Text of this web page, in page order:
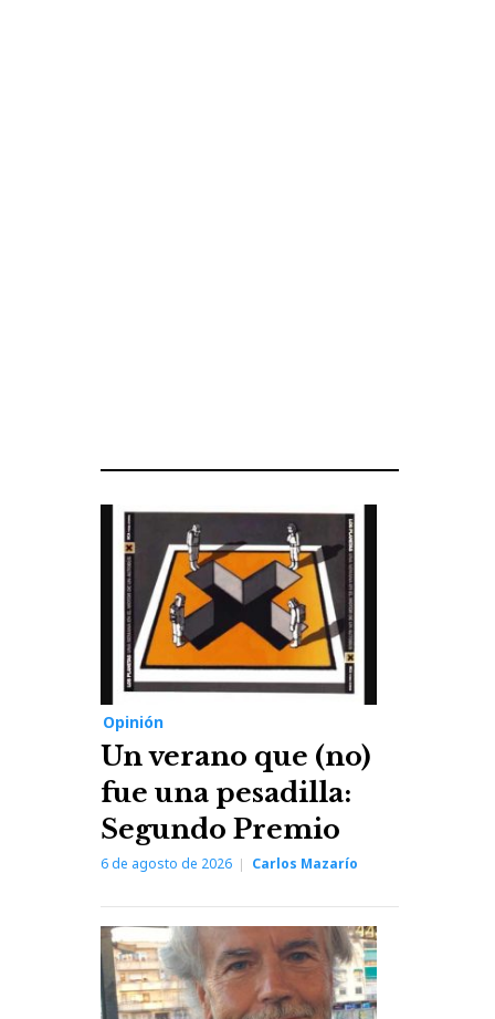
Opinión
Un verano que (no)
fue una pesadilla:
Segundo Premio
6 de agosto de 2026 Carlos Mazarío